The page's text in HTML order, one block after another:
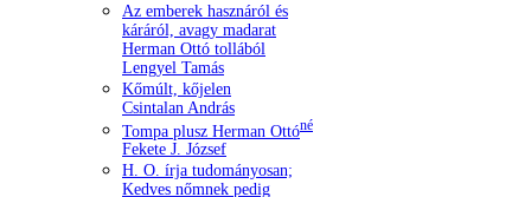
Az emberek hasznáról és
káráról, avagy madarat
Herman Ottó tollából
Lengyel Tamás
Kőmúlt, kőjelen
Csintalan András
Tompa plusz Herman Ottóné
Fekete J. József
H. O. írja tudományosan;
Kedves nőmnek pedig